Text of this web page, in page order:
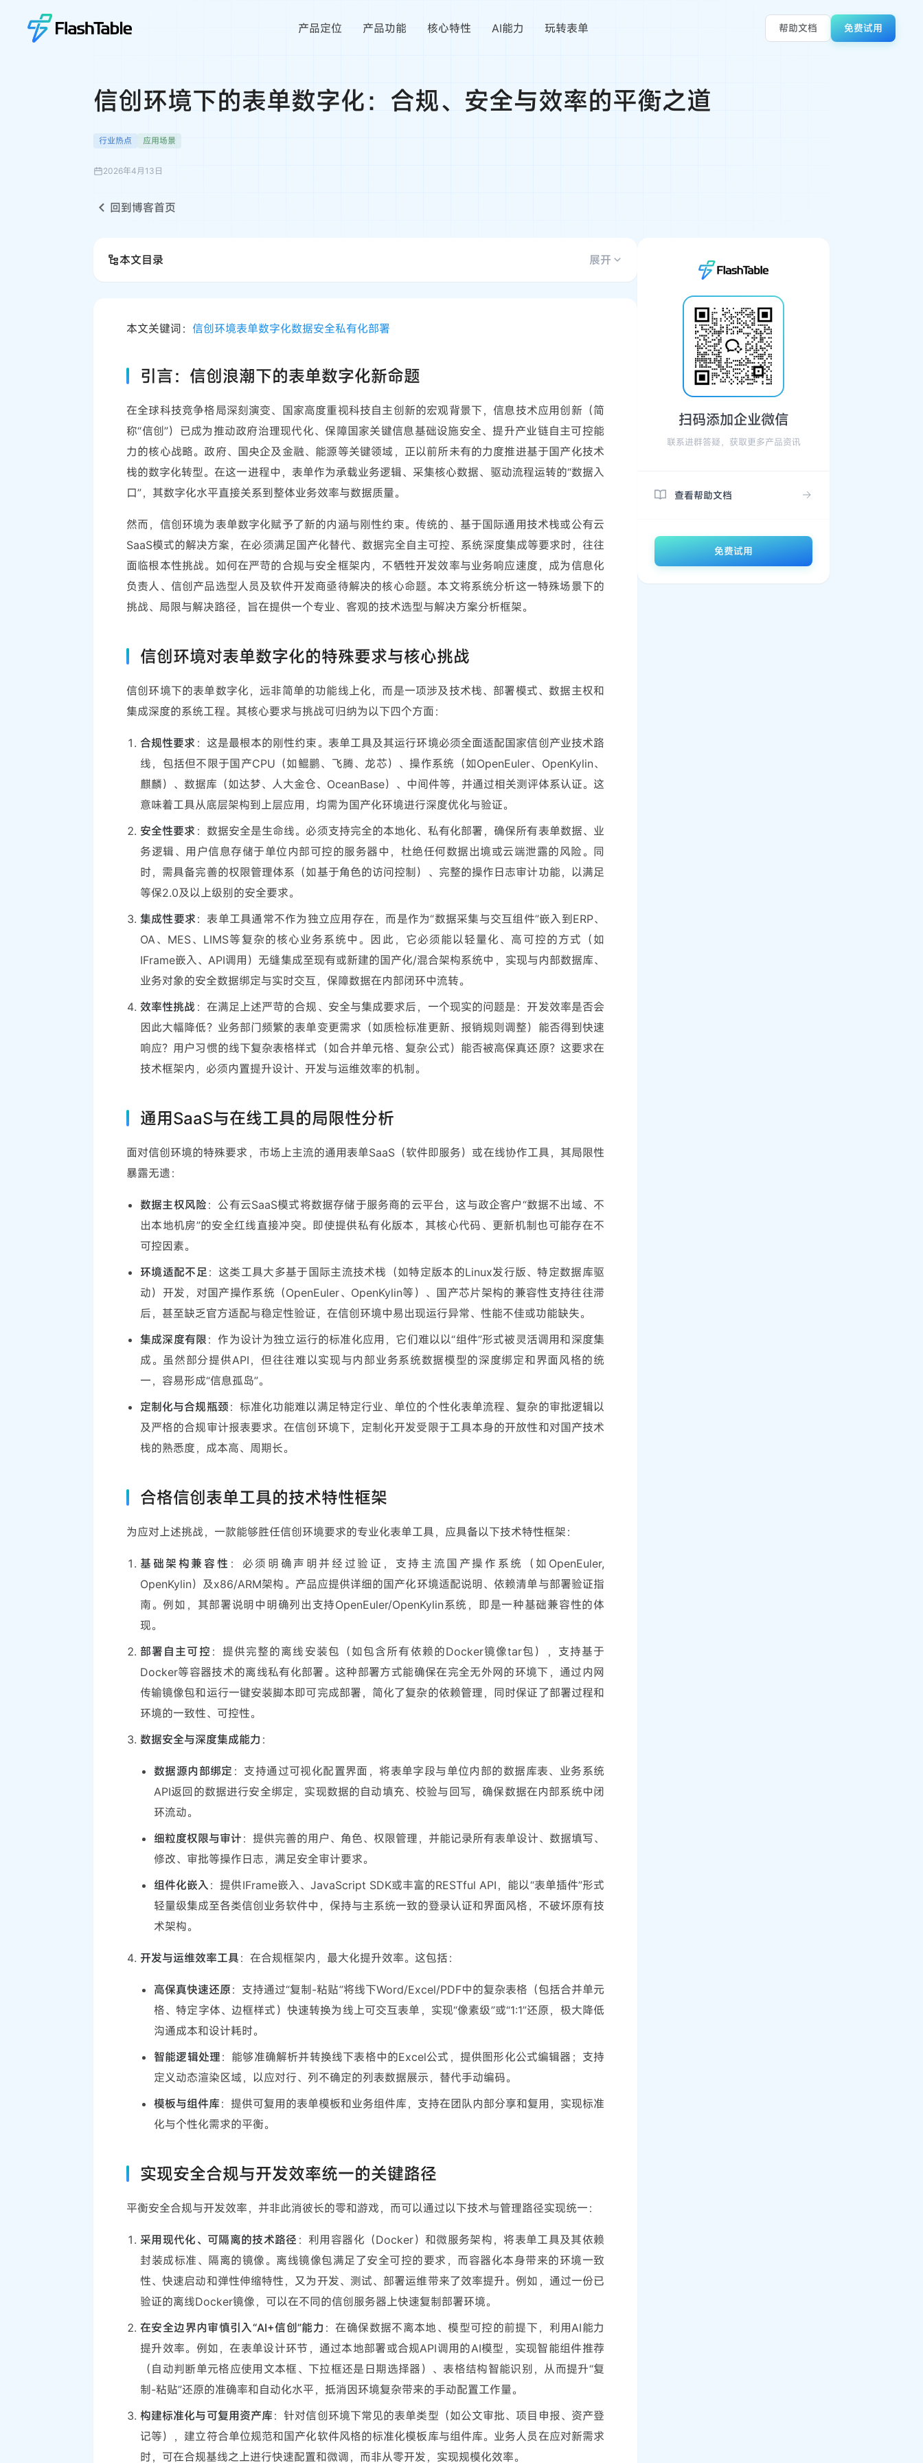
产品定位 产品功能 核心特性 AI能力 玩转表单 帮助文档 免费试用
信创环境下的表单数字化：合规、安全与效率的平衡之道
行业热点 应用场景
2026年4月13日
回到博客首页
本文目录 展开
本文关键词： 信创环境表单数字化数据安全私有化部署
引言：信创浪潮下的表单数字化新命题
在全球科技竞争格局深刻演变、国家高度重视科技自主创新的宏观背景下，信息技术应用创新（简
称“信创”）已成为推动政府治理现代化、保障国家关键信息基础设施安全、提升产业链自主可控能
力的核心战略。政府、国央企及金融、能源等关键领域，正以前所未有的力度推进基于国产化技术
栈的数字化转型。在这一进程中，表单作为承载业务逻辑、采集核心数据、驱动流程运转的“数据入
口”，其数字化水平直接关系到整体业务效率与数据质量。
然而，信创环境为表单数字化赋予了新的内涵与刚性约束。传统的、基于国际通用技术栈或公有云
SaaS模式的解决方案，在必须满足国产化替代、数据完全自主可控、系统深度集成等要求时，往往
面临根本性挑战。如何在严苛的合规与安全框架内，不牺牲开发效率与业务响应速度，成为信息化
负责人、信创产品选型人员及软件开发商亟待解决的核心命题。本文将系统分析这一特殊场景下的
挑战、局限与解决路径，旨在提供一个专业、客观的技术选型与解决方案分析框架。
信创环境对表单数字化的特殊要求与核心挑战
信创环境下的表单数字化，远非简单的功能线上化，而是一项涉及技术栈、部署模式、数据主权和
集成深度的系统工程。其核心要求与挑战可归纳为以下四个方面：
合规性要求 ：这是最根本的刚性约束。表单工具及其运行环境必须全面适配国家信创产业技术路
线，包括但不限于国产CPU（如鲲鹏、飞腾、龙芯）、操作系统（如OpenEuler、OpenKylin、
麒麟）、数据库（如达梦、人大金仓、OceanBase）、中间件等，并通过相关测评体系认证。这
意味着工具从底层架构到上层应用，均需为国产化环境进行深度优化与验证。
安全性要求 ：数据安全是生命线。必须支持完全的本地化、私有化部署，确保所有表单数据、业
务逻辑、用户信息存储于单位内部可控的服务器中，杜绝任何数据出境或云端泄露的风险。同
时，需具备完善的权限管理体系（如基于角色的访问控制）、完整的操作日志审计功能，以满足
等保2.0及以上级别的安全要求。
集成性要求 ：表单工具通常不作为独立应用存在，而是作为“数据采集与交互组件”嵌入到ERP、
OA、MES、LIMS等复杂的核心业务系统中。因此，它必须能以轻量化、高可控的方式（如
IFrame嵌入、API调用）无缝集成至现有或新建的国产化/混合架构系统中，实现与内部数据库、
业务对象的安全数据绑定与实时交互，保障数据在内部闭环中流转。
效率性挑战 ：在满足上述严苛的合规、安全与集成要求后，一个现实的问题是：开发效率是否会
因此大幅降低？业务部门频繁的表单变更需求（如质检标准更新、报销规则调整）能否得到快速
响应？用户习惯的线下复杂表格样式（如合并单元格、复杂公式）能否被高保真还原？这要求在
技术框架内，必须内置提升设计、开发与运维效率的机制。
通用SaaS与在线工具的局限性分析
面对信创环境的特殊要求，市场上主流的通用表单SaaS（软件即服务）或在线协作工具，其局限性
暴露无遗：
数据主权风险 ：公有云SaaS模式将数据存储于服务商的云平台，这与政企客户“数据不出域、不
出本地机房”的安全红线直接冲突。即使提供私有化版本，其核心代码、更新机制也可能存在不
可控因素。
环境适配不足 ：这类工具大多基于国际主流技术栈（如特定版本的Linux发行版、特定数据库驱
动）开发，对国产操作系统（OpenEuler、OpenKylin等）、国产芯片架构的兼容性支持往往滞
后，甚至缺乏官方适配与稳定性验证，在信创环境中易出现运行异常、性能不佳或功能缺失。
集成深度有限 ：作为设计为独立运行的标准化应用，它们难以以“组件”形式被灵活调用和深度集
成。虽然部分提供API，但往往难以实现与内部业务系统数据模型的深度绑定和界面风格的统
一，容易形成“信息孤岛”。
定制化与合规瓶颈 ：标准化功能难以满足特定行业、单位的个性化表单流程、复杂的审批逻辑以
及严格的合规审计报表要求。在信创环境下，定制化开发受限于工具本身的开放性和对国产技术
栈的熟悉度，成本高、周期长。
合格信创表单工具的技术特性框架
为应对上述挑战，一款能够胜任信创环境要求的专业化表单工具，应具备以下技术特性框架：
基础架构兼容性 ：必须明确声明并经过验证，支持主流国产操作系统（如OpenEuler,
OpenKylin）及x86/ARM架构。产品应提供详细的国产化环境适配说明、依赖清单与部署验证指
南。例如，其部署说明中明确列出支持OpenEuler/OpenKylin系统，即是一种基础兼容性的体
现。
部署自主可控 ：提供完整的离线安装包（如包含所有依赖的Docker镜像tar包），支持基于
Docker等容器技术的离线私有化部署。这种部署方式能确保在完全无外网的环境下，通过内网
传输镜像包和运行一键安装脚本即可完成部署，简化了复杂的依赖管理，同时保证了部署过程和
环境的一致性、可控性。
数据安全与深度集成能力 ：
数据源内部绑定 ：支持通过可视化配置界面，将表单字段与单位内部的数据库表、业务系统
API返回的数据进行安全绑定，实现数据的自动填充、校验与回写，确保数据在内部系统中闭
环流动。
细粒度权限与审计 ：提供完善的用户、角色、权限管理，并能记录所有表单设计、数据填写、
修改、审批等操作日志，满足安全审计要求。
组件化嵌入 ：提供IFrame嵌入、JavaScript SDK或丰富的RESTful API，能以“表单插件”形式
轻量级集成至各类信创业务软件中，保持与主系统一致的登录认证和界面风格，不破坏原有技
术架构。
开发与运维效率工具 ：在合规框架内，最大化提升效率。这包括：
高保真快速还原 ：支持通过“复制-粘贴”将线下Word/Excel/PDF中的复杂表格（包括合并单元
格、特定字体、边框样式）快速转换为线上可交互表单，实现“像素级”或“1:1”还原，极大降低
沟通成本和设计耗时。
智能逻辑处理 ：能够准确解析并转换线下表格中的Excel公式，提供图形化公式编辑器；支持
定义动态渲染区域，以应对行、列不确定的列表数据展示，替代手动编码。
模板与组件库 ：提供可复用的表单模板和业务组件库，支持在团队内部分享和复用，实现标准
化与个性化需求的平衡。
实现安全合规与开发效率统一的关键路径
平衡安全合规与开发效率，并非此消彼长的零和游戏，而可以通过以下技术与管理路径实现统一：
采用现代化、可隔离的技术路径 ：利用容器化（Docker）和微服务架构，将表单工具及其依赖
封装成标准、隔离的镜像。离线镜像包满足了安全可控的要求，而容器化本身带来的环境一致
性、快速启动和弹性伸缩特性，又为开发、测试、部署运维带来了效率提升。例如，通过一份已
验证的离线Docker镜像，可以在不同的信创服务器上快速复制部署环境。
在安全边界内审慎引入“AI+信创”能力 ：在确保数据不离本地、模型可控的前提下，利用AI能力
提升效率。例如，在表单设计环节，通过本地部署或合规API调用的AI模型，实现智能组件推荐
（自动判断单元格应使用文本框、下拉框还是日期选择器）、表格结构智能识别，从而提升“复
制-粘贴”还原的准确率和自动化水平，抵消因环境复杂带来的手动配置工作量。
构建标准化与可复用资产库 ：针对信创环境下常见的表单类型（如公文审批、项目申报、资产登
记等），建立符合单位规范和国产化软件风格的标准化模板库与组件库。业务人员在应对新需求
时，可在合规基线之上进行快速配置和微调，而非从零开发，实现规模化效率。
扫码添加企业微信
联系进群答疑，获取更多产品资讯
查看帮助文档
免费试用